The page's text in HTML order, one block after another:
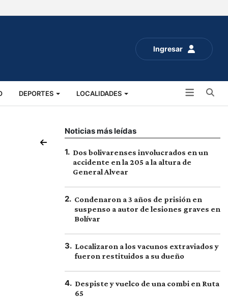
Ingresar
DEPORTES LOCALIDADES
Noticias más leídas
1. Dos bolivarenses involucrados en un
accidente en la 205 a la altura de
General Alvear
2. Condenaron a 3 años de prisión en
suspenso a autor de lesiones graves en
Bolívar
3. Localizaron a los vacunos extraviados y
fueron restituidos a su dueño
4. Despiste y vuelco de una combi en Ruta
65